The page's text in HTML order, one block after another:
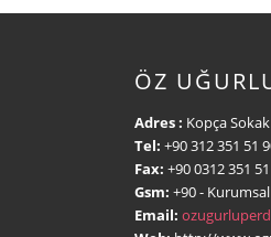
ÖZ
Adres : Kopça
Tel: +90 312 351 51
Fax: +90 0312 351
Gsm: +90- Kurumsal
Email: